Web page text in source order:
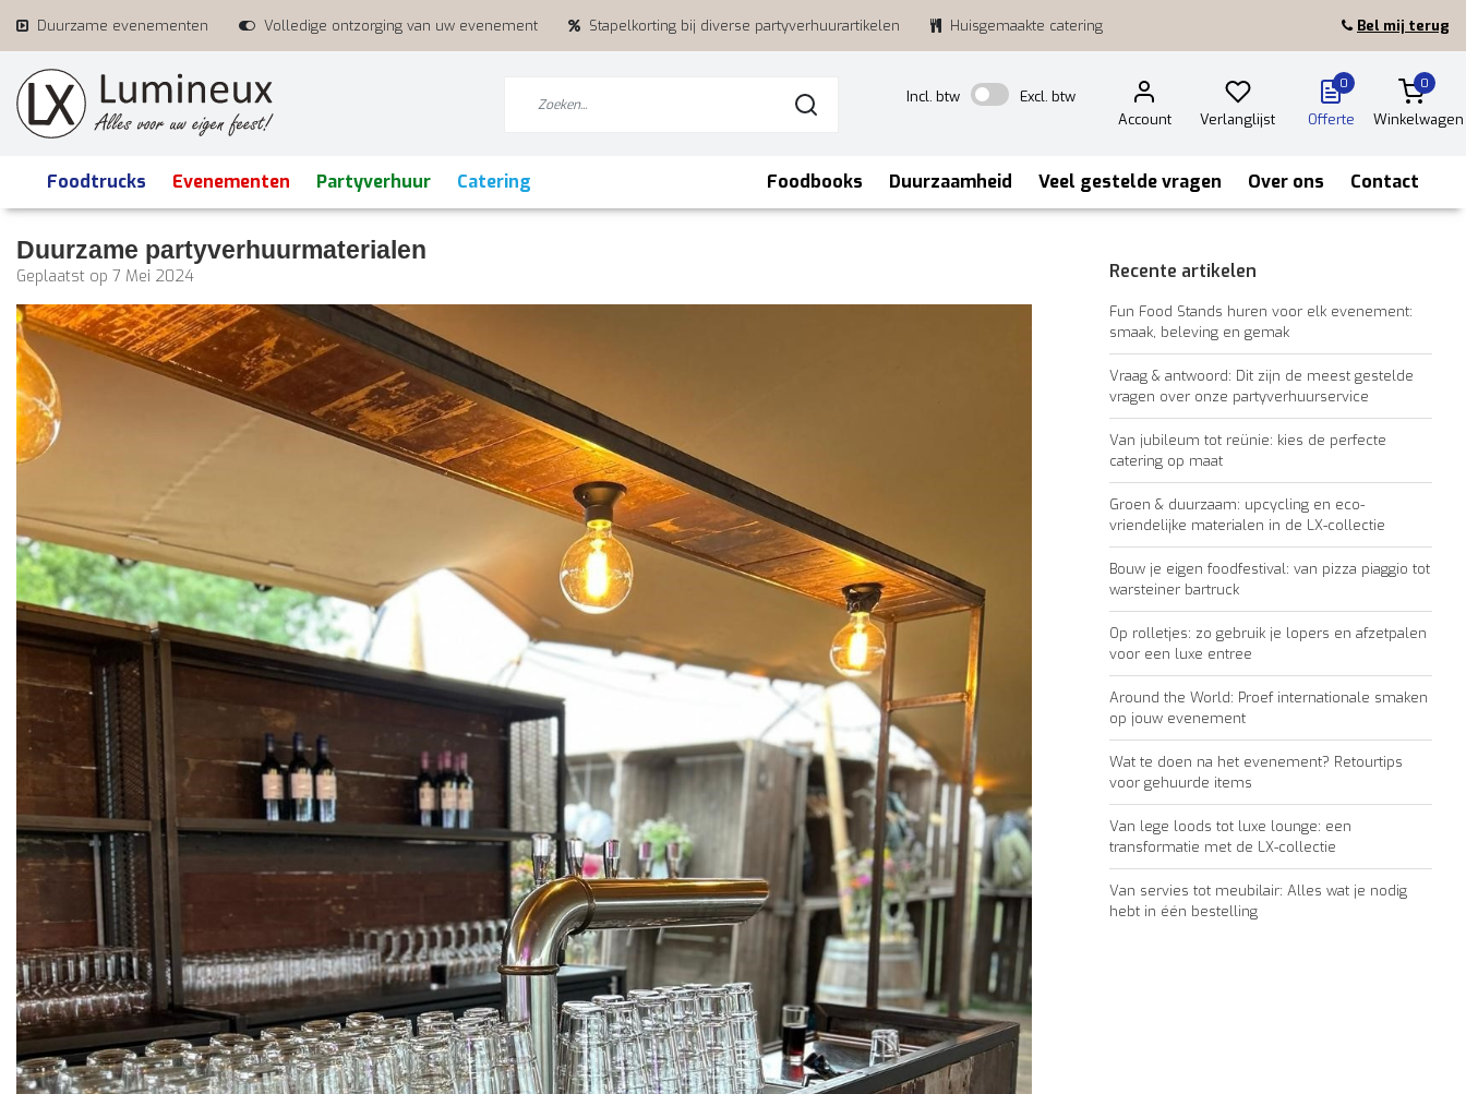
Duurzame evenementen Volledige ontzorging van uw evenement Stapelkorting bij diverse partyverhuurartikelen Huisgemaakte catering Bel mij terug
Incl. btw
Excl. btw
Account
Verlanglijst
0
Offerte
0
Winkelwagen
Foodtrucks Evenementen Partyverhuur Catering Foodbooks Duurzaamheid Veel gestelde vragen Over ons Contact
Duurzame partyverhuurmaterialen
Geplaatst op 7 Mei 2024 Recente artikelen
Fun Food Stands huren voor elk evenement:
smaak, beleving en gemak
Vraag & antwoord: Dit zijn de meest gestelde
vragen over onze partyverhuurservice
Van jubileum tot reünie: kies de perfecte
catering op maat
Groen & duurzaam: upcycling en eco-
vriendelijke materialen in de LX-collectie
Bouw je eigen foodfestival: van pizza piaggio tot
warsteiner bartruck
Op rolletjes: zo gebruik je lopers en afzetpalen
voor een luxe entree
Around the World: Proef internationale smaken
op jouw evenement
Wat te doen na het evenement? Retourtips
voor gehuurde items
Van lege loods tot luxe lounge: een
transformatie met de LX-collectie
Van servies tot meubilair: Alles wat je nodig
hebt in één bestelling